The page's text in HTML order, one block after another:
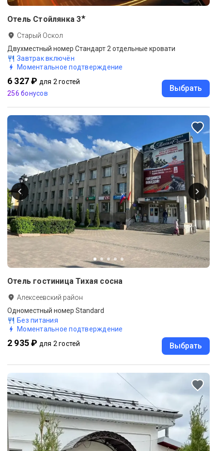
Отель Стойлянка 3★
Старый Оскол
Двухместный номер Стандарт 2 отдельные кровати
Завтрак включён
Моментальное подтверждение
6 327 ₽ для 2 гостей
256 бонусов
Выбрать
Отель гостиница Тихая сосна
Алексеевский район
Одноместный номер Standard
Без питания
Моментальное подтверждение
2 935 ₽ для 2 гостей Выбрать